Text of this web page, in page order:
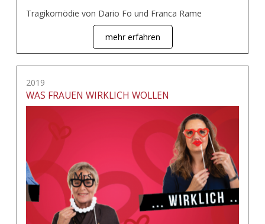
Tragikomödie von Dario Fo und Franca Rame
mehr erfahren
2019
WAS FRAUEN WIRKLICH WOLLEN